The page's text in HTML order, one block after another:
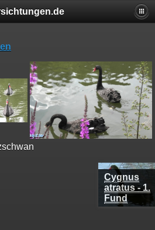
Cygnus
atratus - 1.
Fund